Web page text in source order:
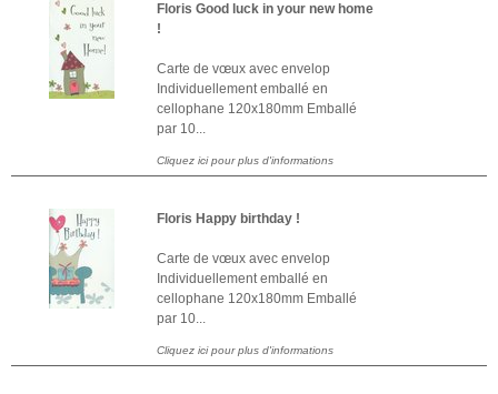
Floris Good luck in your new home
!
Carte de vœux avec envelop
Individuellement emballé en
cellophane 120x180mm Emballé
par 10...
Cliquez ici pour plus d'informations
Floris Happy birthday !
Carte de vœux avec envelop
Individuellement emballé en
cellophane 120x180mm Emballé
par 10...
Cliquez ici pour plus d'informations